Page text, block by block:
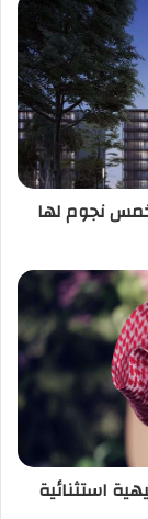
نجوم لها
استثنائية